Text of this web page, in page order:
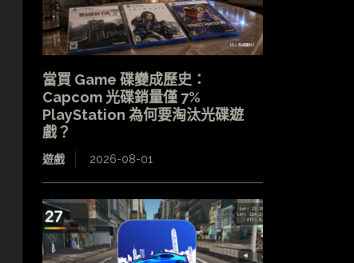
當買 Game 碟變成歷史：
Capcom 光碟銷量僅 7%
PlayStation 為何要淘汰光碟遊
戲？
遊戲 2026-08-01